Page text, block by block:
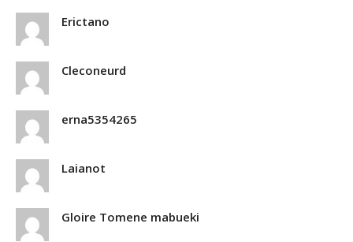
Erictano
Cleconeurd
erna5354265
Laianot
Gloire Tomene mabueki